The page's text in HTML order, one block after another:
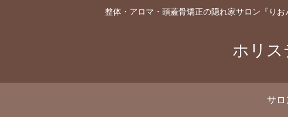
整体・アロマ・頭蓋骨矯正の隠れ家サロン『り
ホリ
サロ